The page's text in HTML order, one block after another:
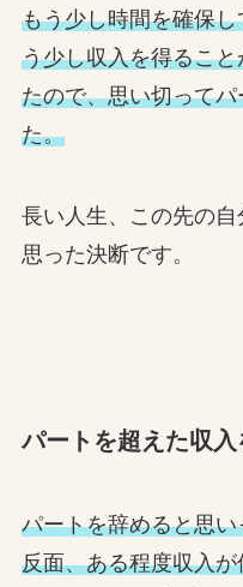
もう少し時間を確保
う少し収入を得るこ
たので、思い切って
た。
長い人生、この先の
思った決断です。
パートを超えた収
パートを辞めると思
反面、ある程度収入